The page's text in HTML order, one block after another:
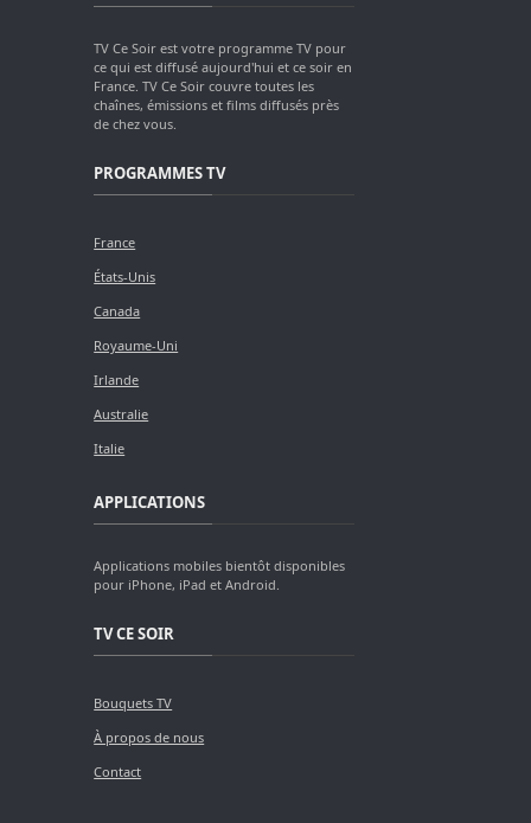
TV Ce Soir est votre programme TV pour
ce qui est diffusé aujourd'hui et ce soir en
France. TV Ce Soir couvre toutes les
chaînes, émissions et films diffusés près
de chez vous.
PROGRAMMES TV
France
États-Unis
Canada
Royaume-Uni
Irlande
Australie
Italie
APPLICATIONS
Applications mobiles bientôt disponibles
pour iPhone, iPad et Android.
TV CE SOIR
Bouquets TV
À propos de nous
Contact